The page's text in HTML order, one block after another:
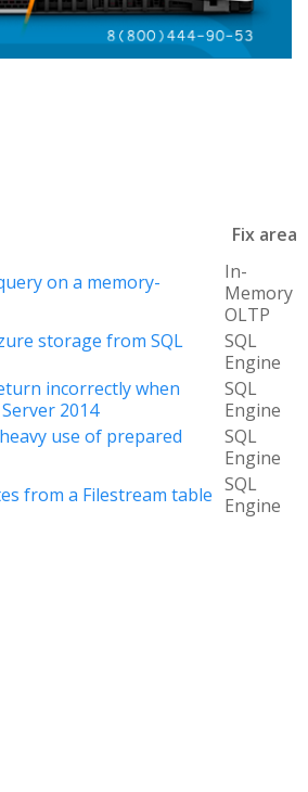
Fix area
on a memory-
In-
Memory
OLTP
storage from SQL
SQL
Engine
incorrectly when
2014
SQL
Engine
use of prepared
SQL
Engine
from a Filestream table SQL
Engine